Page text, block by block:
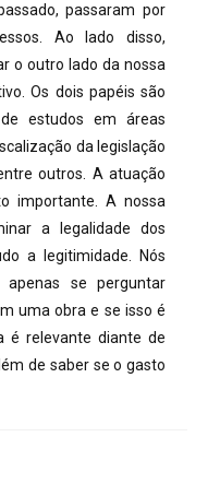
passaram por
Ao lado disso,
o outro lado da nossa
Os dois papéis são
estudos em áreas
da legislação
outros. A atuação
importante. A nossa
a legalidade dos
a legitimidade. Nós
apenas se perguntar
uma obra e se isso é
é relevante diante de
de saber se o gasto